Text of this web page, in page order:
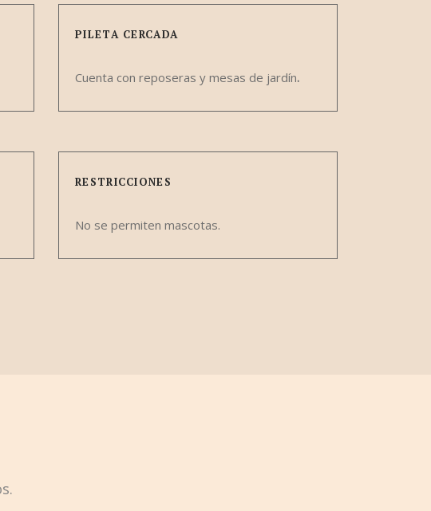
PILETA CERCADA
Cuenta con reposeras y mesas de jardín.
RESTRICCIONES
No se permiten mascotas.